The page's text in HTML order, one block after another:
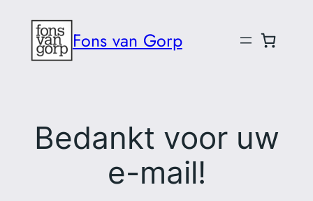
inhoud
Fons van Gorp
Bedankt voor uw
e-mail!